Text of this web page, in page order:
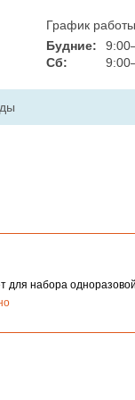
График
Будние:
Сб:
для набора